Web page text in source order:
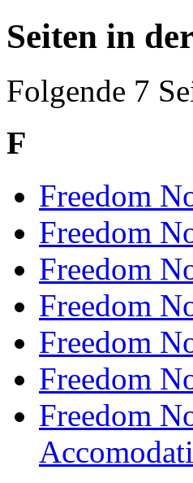
Seiten in
Folgende 7
F
Freedom
Freedom
Freedom
Freedom
Freedom
Freedom
Freedom